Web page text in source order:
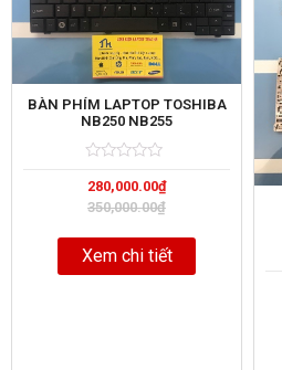
BÀN PHÍM LAPTOP TOSHIBA
NB250 NB255
0
out
of
350,000.00₫
280,000.00₫
Xem chi tiết